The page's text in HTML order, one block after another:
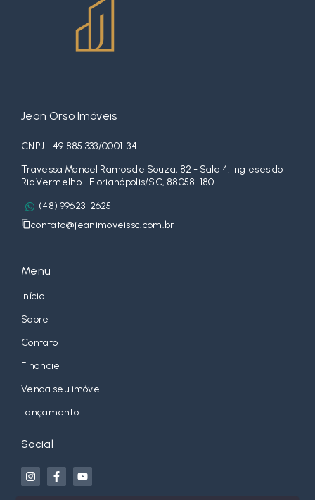
Jean Orso Imóveis
CNPJ - 49.885.333/0001-34
Travessa Manoel Ramos de Souza, 82 - Sala 4, Ingleses do
Rio Vermelho - Florianópolis/SC, 88058-180
(48) 99623-2625
contato@jeanimoveissc.com.br
Menu
Início
Sobre
Contato
Financie
Venda seu imóvel
Lançamento
Social